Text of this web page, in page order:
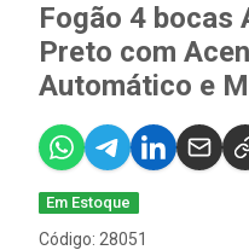
Fogão 4 bocas
Preto com
Automático e
Em Estoque
Código: 28051